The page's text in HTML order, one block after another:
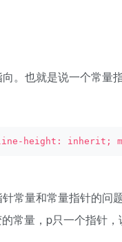
。也就是说一个常量
height: inherit;
常量和常量指针的问
常量，p只一个指针，